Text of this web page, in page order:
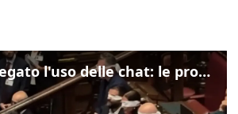
Delmastro, negato l'uso delle chat: le proteste di Avs e M5s